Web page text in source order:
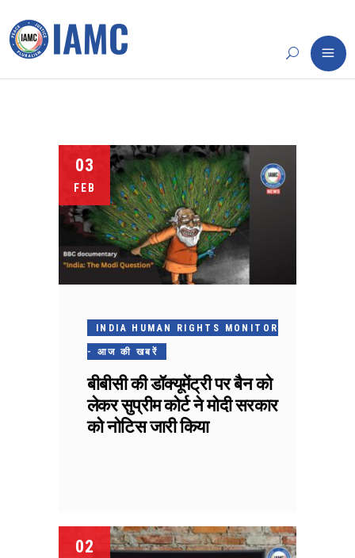
03
FEB
INDIA HUMAN RIGHTS MONITOR
- आज की खबरें
बीबीसी की डॉक्यूमेंट्री पर बैन को
लेकर सुप्रीम कोर्ट ने मोदी सरकार
को नोटिस जारी किया
02